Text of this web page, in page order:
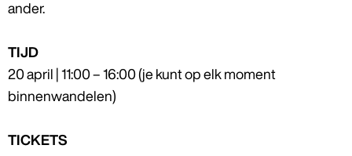
ander.
TIJD
20 april | 11:00 – 16:00 (je kunt op elk moment
binnenwandelen)
TICKETS